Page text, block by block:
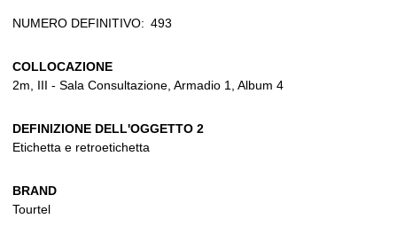
NUMERO DEFINITIVO: 493
COLLOCAZIONE
2m, III - Sala Consultazione, Armadio 1, Album 4
DEFINIZIONE DELL'OGGETTO 2
Etichetta e retroetichetta
BRAND
Tourtel